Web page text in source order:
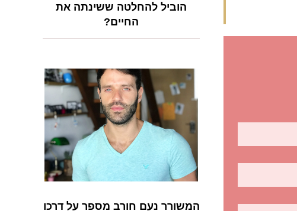
הוביל להחלטה ששינתה את
החיים?
המשורר נעם חורב מספר על דרכו